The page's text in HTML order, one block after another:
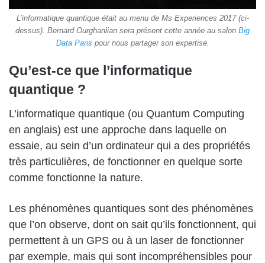
L’informatique quantique était au menu de Ms Experiences 2017 (ci-
dessus). Bernard Ourghanlian sera présent cette année au salon Big
Data Paris pour nous partager son expertise.
Qu’est-ce que l’informatique
quantique ?
L’informatique quantique (ou Quantum Computing
en anglais) est une approche dans laquelle on
essaie, au sein d’un ordinateur qui a des propriétés
très particulières, de fonctionner en quelque sorte
comme fonctionne la nature.
Les phénomènes quantiques sont des phénomènes
que l’on observe, dont on sait qu’ils fonctionnent, qui
permettent à un GPS ou à un laser de fonctionner
par exemple, mais qui sont incompréhensibles pour